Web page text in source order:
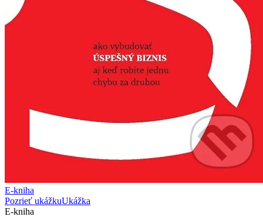
E-kniha
Pozrieť ukážkuUkážka
E-kniha